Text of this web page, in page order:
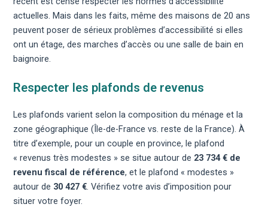
actuelles. Mais dans les faits, même des maisons de 20 ans
peuvent poser de sérieux problèmes d’accessibilité si elles
ont un étage, des marches d’accès ou une salle de bain en
baignoire.
Respecter les plafonds de revenus
Les plafonds varient selon la composition du ménage et la
zone géographique (Île-de-France vs. reste de la France). À
titre d’exemple, pour un couple en province, le plafond
« revenus très modestes » se situe autour de 23 734 € de
revenu fiscal de référence, et le plafond « modestes »
autour de 30 427 €. Vérifiez votre avis d’imposition pour
situer votre foyer.